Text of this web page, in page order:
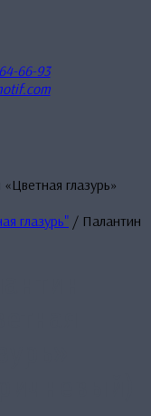
66-93
глазурь»
глазурь" / Палантин